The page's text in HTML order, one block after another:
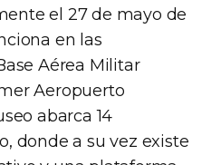
el 27 de mayo de
en las
Aérea Militar
Aeropuerto
abarca 14
donde a su vez existe